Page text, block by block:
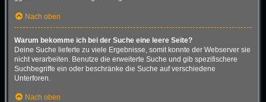
Nach oben
Warum bekomme ich bei der Suche eine leere Seite?
Deine Suche lieferte zu viele Ergebnisse, somit konnte der Webserver sie
nicht verarbeiten. Benutze die erweiterte Suche und gib spezifischere
Suchbegriffe ein oder beschränke die Suche auf verschiedene
Unterforen.
Nach oben